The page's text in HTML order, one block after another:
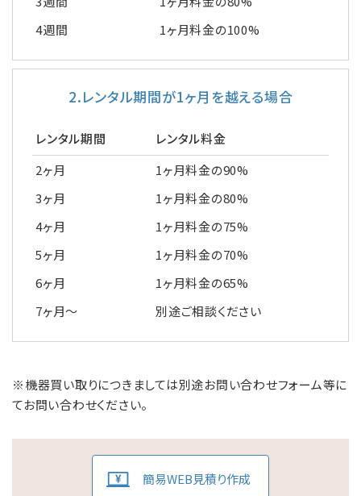
4週間
1ヶ月料金の100%
2.レンタル期間が1ヶ月を越える場合
レンタル期間
レンタル料金
2ヶ月
1ヶ月料金の90%
3ヶ月
1ヶ月料金の80%
4ヶ月
1ヶ月料金の75%
5ヶ月
1ヶ月料金の70%
6ヶ月
1ヶ月料金の65%
7ヶ月～
別途ご相談ください
※機器買い取りにつきましては別途お問い合わせフォーム等に
てお問い合わせください。
簡易WEB見積り作成